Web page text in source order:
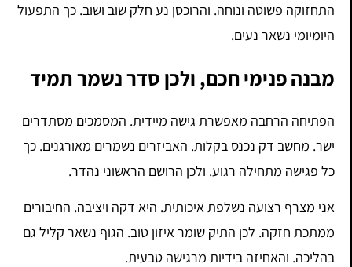
התחזוקה פשוטה ונוחה. והרוכסן נע חלק שוב ושוב. כך התפעול
היומיומי נשאר נעים.
מבנה פנימי חכם, ולכן סדר נשמר תמיד
הפתיחה הרחבה מאפשרת גישה מיידית. המסמכים מסתדרים
ישר. מחשב דק נכנס בקלות. האביזרים נשמרים מאורגנים. כך
כל פגישה מתחילה רגוע. ולכן הרושם הראשוני נהדר.
אני מצרף רצועה נשלפת איכותית. היא דקה ויציבה. החיבורים
ממתכת חזקה. לכן התיק שומר איזון טוב. הגוף נשאר קליל גם
בהליכה. והאחיזה בידיות מרגישה טבעית.